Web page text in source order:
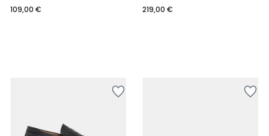
109,00 €
219,00 €